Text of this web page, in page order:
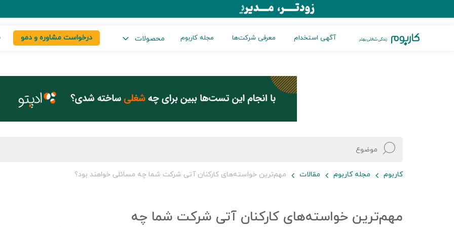
آگهی استخدام معرفی شرکت‌ها مجله کاربوم محصولات درخواست مشاوره و دمو
کاربوم مجله کاربوم مقالات مهم‌ترین خواسته‌های کارکنان آتی شرکت شما چه مسائلی خواهند بود؟
مهم‌ترین خواسته‌های کارکنان آتی شرکت شما چه